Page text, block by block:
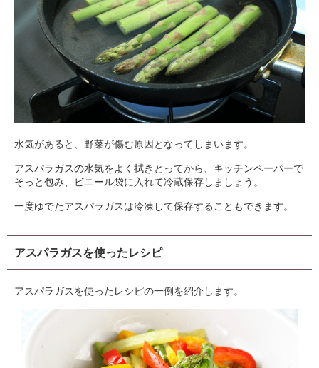
水気があると、野菜が傷む原因となってしまいます。
アスパラガスの水気をよく拭きとってから、キッチンペーパーで
そっと包み、ビニール袋に入れて冷蔵保存しましょう。
一度ゆでたアスパラガスは冷凍して保存することもできます。
アスパラガスを使ったレシピ
アスパラガスを使ったレシピの一例を紹介します。